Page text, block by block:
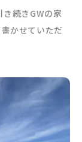
き続きGWの家
かせていただ